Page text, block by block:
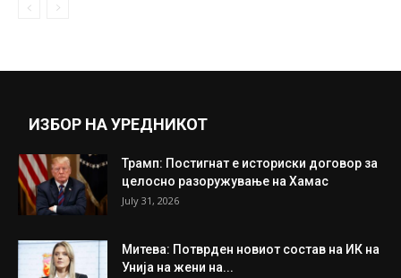
ИЗБОР НА УРЕДНИКОТ
Трамп: Постигнат е историски договор за
целосно разоружување на Хамас
July 31, 2026
Митева: Потврден новиот состав на ИК на
Унија на жени на...